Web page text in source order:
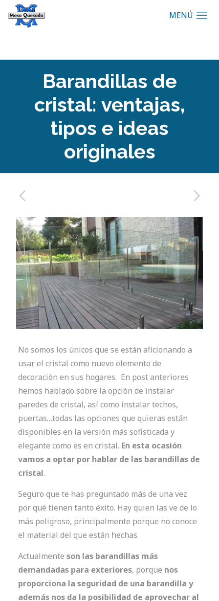
Barandillas de
cristal: ventajas,
tipos e ideas
originales
No somos los únicos que se están aficionando a
usar el cristal como nuevo elemento de
decoración en sus hogares. En post anteriores
hemos hablado sobre la opción de instalar
paredes de cristal, así como instalar techos,
puertas…todas las opciones que quieras están
disponibles en la versión más sofisticada y
elegante como es en cristal. En esta ocasión
vamos a optar por hablar de las barandillas de
cristal.
Seguro que te has preguntado más de una vez
por qué tienen tanto éxito. Hay quien las ve de lo
más peligroso, principalmente porque no conoce
el material del que están hechas.
Actualmente son las barandillas más
demandadas para exteriores, porque nos
proporciona la seguridad de una barandilla y
además nos da la posibilidad de aprovechar al